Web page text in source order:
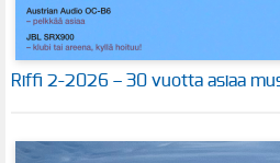
Riffi 2-2026 – 30 vuotta asiaa